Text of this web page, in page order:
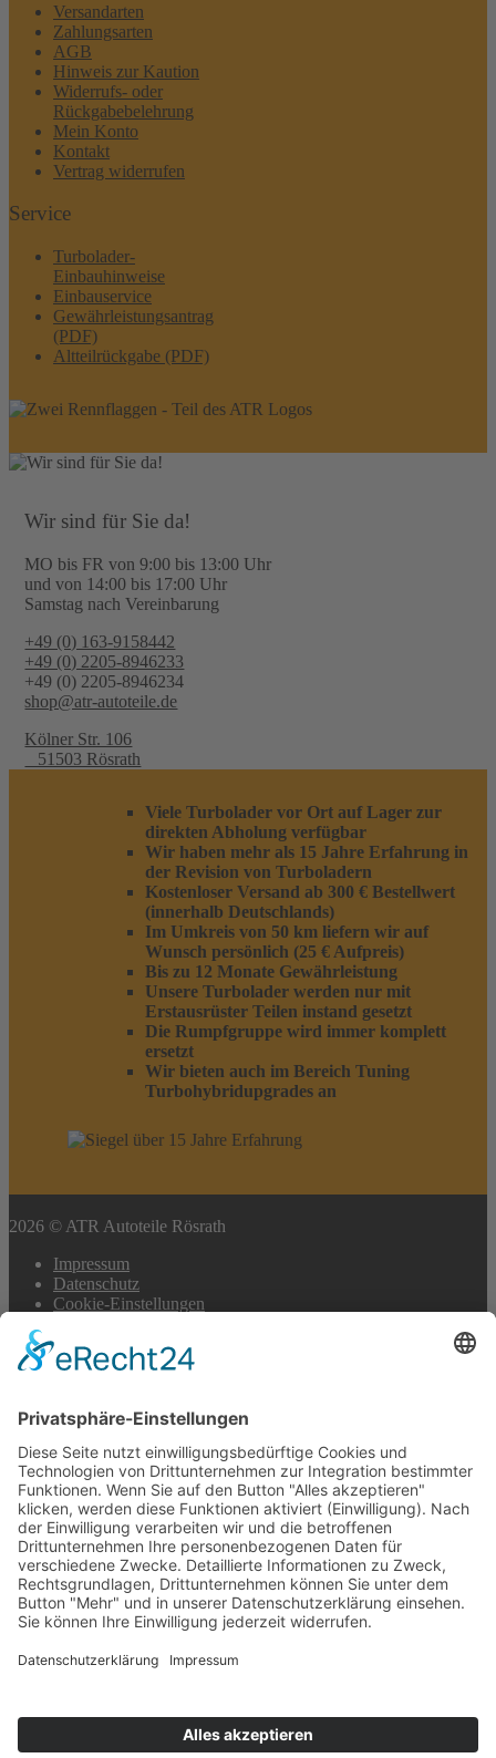
Versandarten
Zahlungsarten
AGB
Hinweis zur Kaution
Widerrufs- oder
Rückgabebelehrung
Mein Konto
Kontakt
Vertrag widerrufen
Service
Turbolader-
Einbauhinweise
Einbauservice
Gewährleistungsantrag
(PDF)
Altteilrückgabe (PDF)
Wir sind für Sie da!
MO bis FR von 9:00 bis 13:00 Uhr
und von 14:00 bis 17:00 Uhr
Samstag nach Vereinbarung
+49 (0) 163-9158442
+49 (0) 2205-8946233
+49 (0) 2205-8946234
shop@atr-autoteile.de
Kölner Str. 106
51503 Rösrath
Viele Turbolader vor Ort auf Lager zur
direkten Abholung verfügbar
Wir haben mehr als 15 Jahre Erfahrung in
der Revision von Turboladern
Kostenloser Versand ab 300 € Bestellwert
(innerhalb Deutschlands)
Im Umkreis von 50 km liefern wir auf
Wunsch persönlich (25 € Aufpreis)
Bis zu 12 Monate Gewährleistung
Unsere Turbolader werden nur mit
Erstausrüster Teilen instand gesetzt
Die Rumpfgruppe wird immer komplett
ersetzt
Wir bieten auch im Bereich Tuning
Turbohybridupgrades an
2026 © ATR Autoteile Rösrath
Impressum
Datenschutz
Cookie-Einstellungen
Scroll